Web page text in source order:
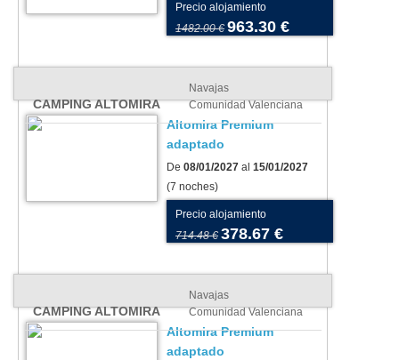
Precio alojamiento
1482.00 € 963.30 €
CAMPING ALTOMIRA
Navajas
Comunidad Valenciana
Altomira Premium
adaptado
De 08/01/2027 al 15/01/2027
(7 noches)
Precio alojamiento
714.48 € 378.67 €
CAMPING ALTOMIRA
Navajas
Comunidad Valenciana
Altomira Premium
adaptado